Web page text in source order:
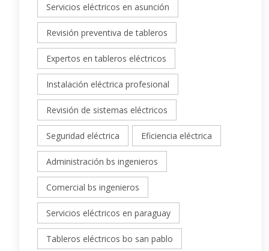
Servicios eléctricos en asunción
Revisión preventiva de tableros
Expertos en tableros eléctricos
Instalación eléctrica profesional
Revisión de sistemas eléctricos
Seguridad eléctrica Eficiencia eléctrica
Administración bs ingenieros
Comercial bs ingenieros
Servicios eléctricos en paraguay
Tableros eléctricos bo san pablo